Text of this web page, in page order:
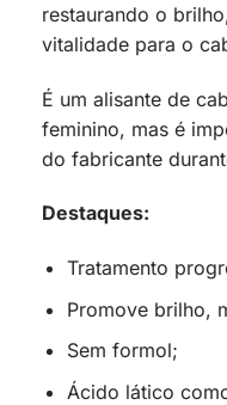
restaurando o
vitalidade para o
É um alisante de
feminino, mas é
do fabricante
Destaques:
Tratamento
Promove brilho,
Sem formol;
Ácido lático